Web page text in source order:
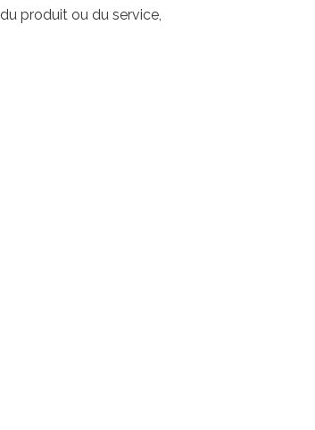
produit ou du service,